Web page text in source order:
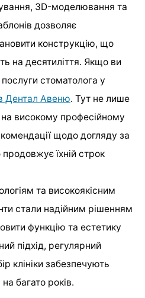
3D-моделювання та
дозволяє
конструкцію, що
на десятиліття. Якщо ви
послуги стоматолога у
Дентал Авеню. Тут не лише
високому професійному
щодо догляду за
їхній строк
та високоякісним
стали надійним рішенням
функцію та естетику
підхід, регулярний
клініки забезпечують
багато років.